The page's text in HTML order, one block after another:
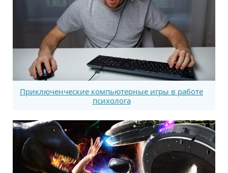
Приключенческие компьютерные игры в работе
психолога